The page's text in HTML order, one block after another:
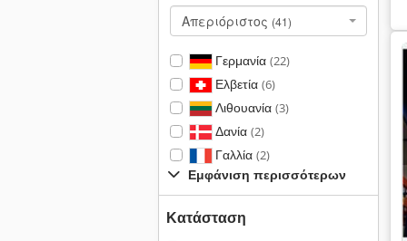
Απεριόριστος (41)
Γερμανία (22)
Ελβετία (6)
Λιθουανία (3)
Δανία (2)
Γαλλία (2)
Εμφάνιση περισσότερων
Κατάσταση